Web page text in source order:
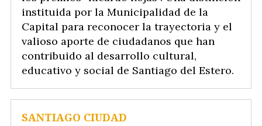
instituida por la Municipalidad de la
Capital para reconocer la trayectoria y el
valioso aporte de ciudadanos que han
contribuido al desarrollo cultural,
educativo y social de Santiago del Estero.
SANTIAGO CIUDAD